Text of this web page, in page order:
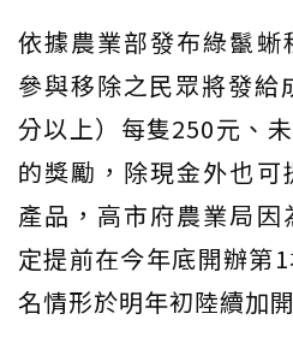
依據農業部發布綠鬣蜥
參與移除之民眾將發給
分以上）每隻250元、
的獎勵，除現金外也
產品，高市府農業局
定提前在今年底開辦第
名情形於明年初陸續加